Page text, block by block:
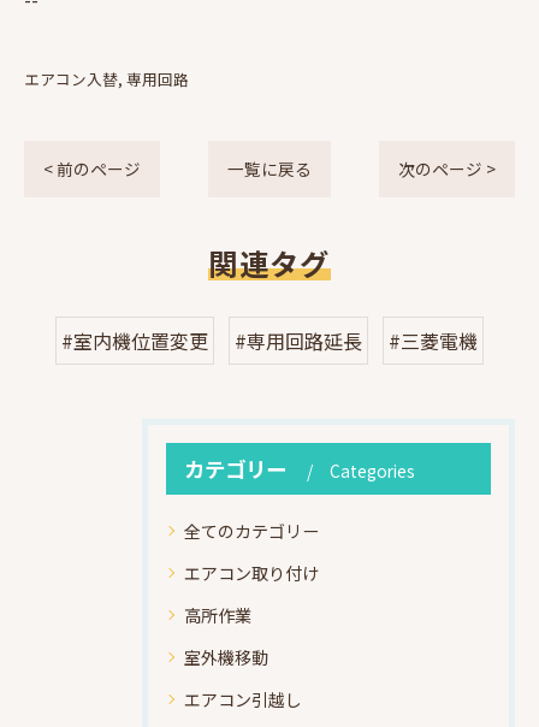
エアコン入替 専用回路
< 前のページ 一覧に戻る 次のページ >
関連タグ
#室内機位置変更 #専用回路延長 #三菱電機
カテゴリー Categories
全てのカテゴリー
エアコン取り付け
高所作業
室外機移動
エアコン引越し